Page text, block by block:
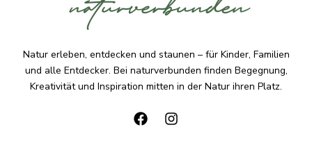
Natur erleben, entdecken und staunen – für Kinder, Familien
und alle Entdecker. Bei naturverbunden finden Begegnung,
Kreativität und Inspiration mitten in der Natur ihren Platz.